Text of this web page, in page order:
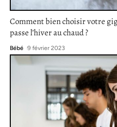
Comment bien choisir votre
passe l’hiver au chaud ?
Bébé 9 février 2023